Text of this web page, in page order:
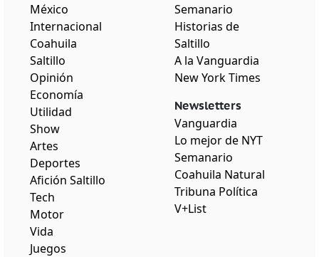
México
Internacional
Coahuila
Saltillo
Opinión
Economía
Utilidad
Show
Artes
Deportes
Afición Saltillo
Tech
Motor
Vida
Juegos
Semanario
Historias de
Saltillo
A la Vanguardia
New York Times
Newsletters
Vanguardia
Lo mejor de NYT
Semanario
Coahuila Natural
Tribuna Política
V+List